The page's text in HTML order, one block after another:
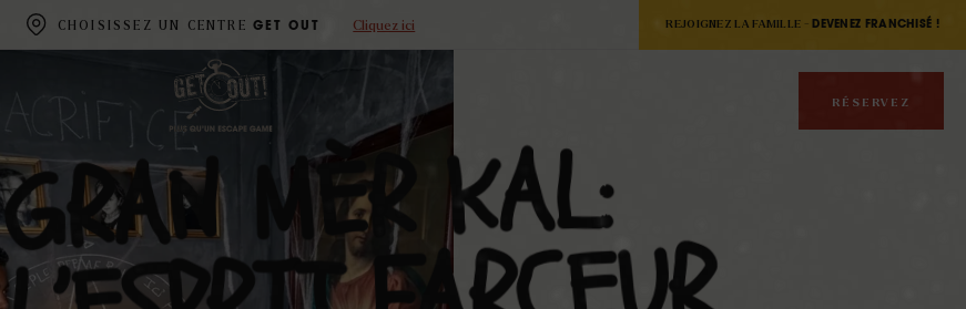
CHOISISSEZ UN CENTRE GET OUT Cliquez ici REJOIGNEZ LA FAMILLE - DEVENEZ FRANCHISÉ !
RÉSERVEZ
GRAN MÈR KAL: